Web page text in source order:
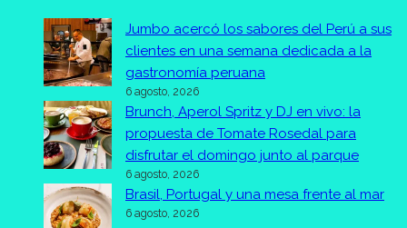
Jumbo acercó los sabores del Perú a sus
clientes en una semana dedicada a la
gastronomía peruana
6 agosto, 2026
Brunch, Aperol Spritz y DJ en vivo: la
propuesta de Tomate Rosedal para
disfrutar el domingo junto al parque
6 agosto, 2026
Brasil, Portugal y una mesa frente al mar
6 agosto, 2026